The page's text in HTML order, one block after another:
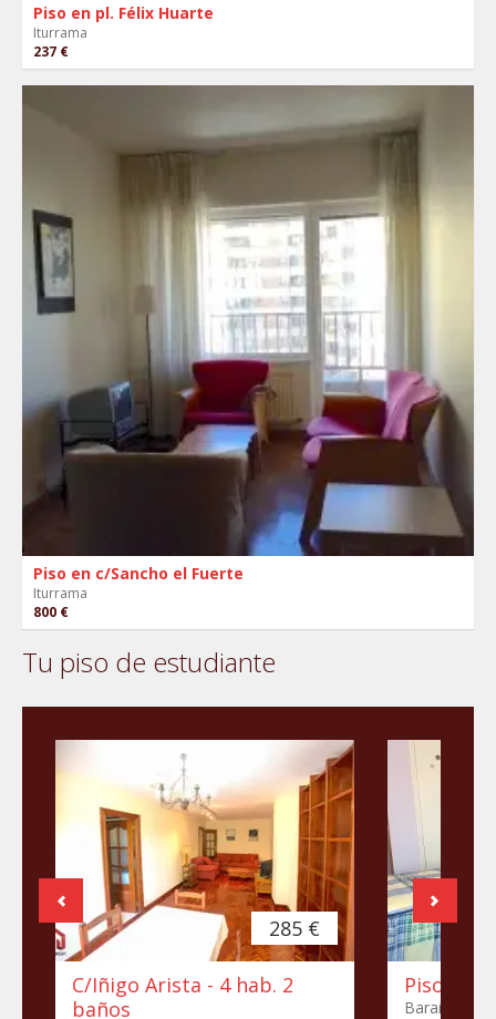
Piso en pl. Félix Huarte
Iturrama
237 €
Piso en c/Sancho el Fuerte
Iturrama
800 €
Tu piso de estudiante
285 €
C/Iñigo Arista - 4 hab. 2
baños
Piso en
Barañáin